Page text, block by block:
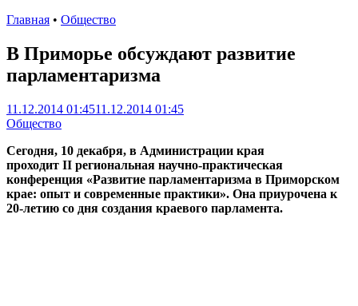
Главная • Общество
В Приморье обсуждают развитие
парламентаризма
11.12.2014 01:4511.12.2014 01:45
Общество
Сегодня, 10 декабря, в Администрации края
проходит II региональная научно-практическая
конференция «Развитие парламентаризма в Приморском
крае: опыт и современные практики». Она приурочена к
20-летию со дня создания краевого парламента.